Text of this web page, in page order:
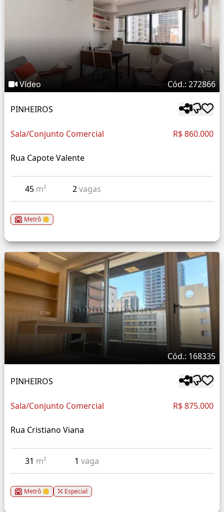
Vídeo Cód.: 272866
PINHEIROS
Sala/Conjunto Comercial R$ 860.000
Rua Capote Valente
45 m² 2vagas
Metrô
Cód.: 168335
PINHEIROS
Sala/Conjunto Comercial R$ 875.000
Rua Cristiano Viana
31 m² 1 vaga
Metrô Especial